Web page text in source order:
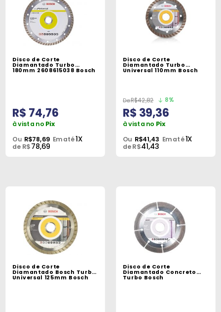
Disco de Corte
Diamantado Turbo
180mm 2608615038 Bosch
R$ 74,76
à vista no Pix
Ou R$78,69 Em até1X
de R$78,69
Disco de Corte
Diamantado Turbo
Universal 110mm Bosch
R$42,82 8%
R$ 39,36
à vista no Pix
Ou R$41,43 Em até1X
de R$41,43
Disco de Corte
Diamantado Bosch Turbo
Universal 125mm Bosch
Disco de Corte
Diamantado Concreto
Turbo Bosch